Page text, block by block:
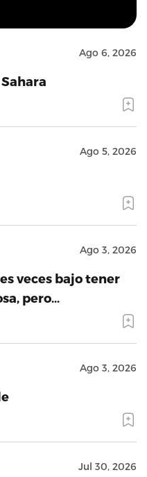
Ago 6, 2026
Ago 5, 2026
Ago 3, 2026
veces bajo tener
pero…
Ago 3, 2026
Jul 30, 2026